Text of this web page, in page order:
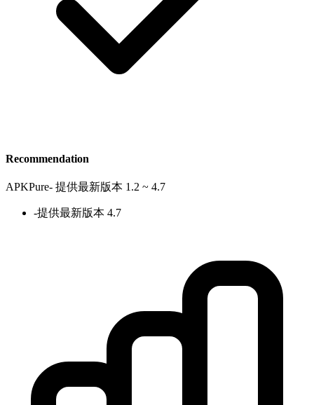
Recommendation
APKPure- 提供最新版本 1.2 ~ 4.7
-提供最新版本 4.7